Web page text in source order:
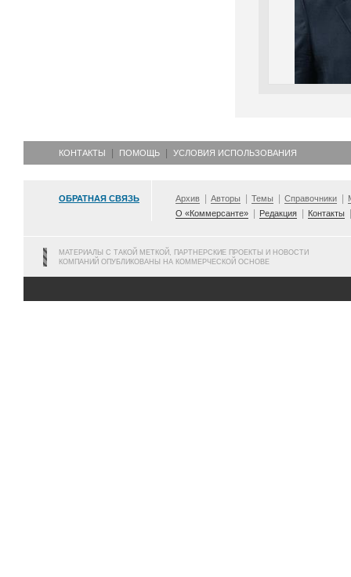
КОНТАКТЫ ПОМОЩЬ УСЛОВИЯ ИСПОЛЬЗОВАНИЯ
ОБРАТНАЯ СВЯЗЬ Архив Авторы Темы Справочники
О «Коммерсанте»
Редакция Контакты
МАТЕРИАЛЫ С ТАКОЙ МЕТКОЙ, ПАРТНЕРСКИЕ ПРОЕКТЫ И НОВОСТИ
КОМПАНИЙ ОПУБЛИКОВАНЫ НА КОММЕРЧЕСКОЙ ОСНОВЕ